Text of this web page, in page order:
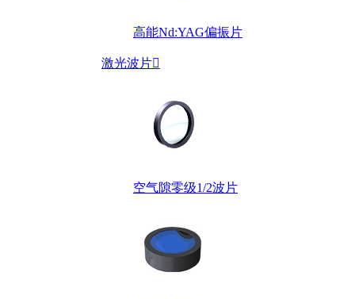
高能Nd:YAG偏振片
激光波片
空气隙零级1/2波片